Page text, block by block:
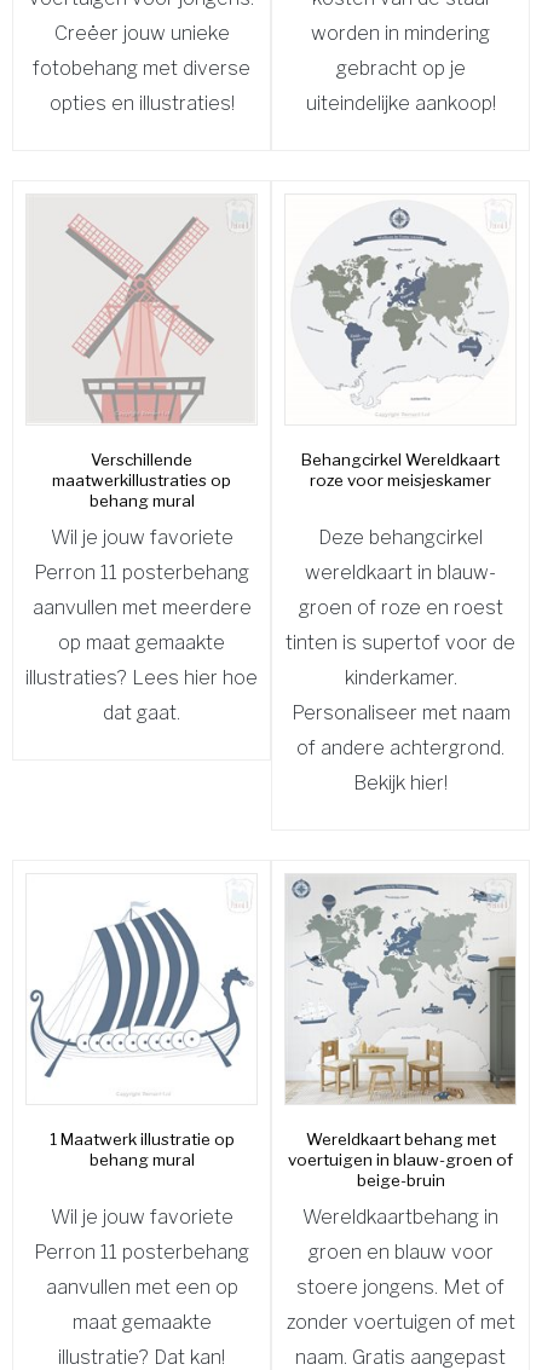
Creëer jouw unieke
fotobehang met diverse
opties en illustraties!
worden in mindering
gebracht op je
uiteindelijke aankoop!
Verschillende
maatwerkillustraties op
behang mural
Wil je jouw favoriete
Perron 11 posterbehang
aanvullen met meerdere
op maat gemaakte
illustraties? Lees hier hoe
dat gaat.
Behangcirkel Wereldkaart
roze voor meisjeskamer
Deze behangcirkel
wereldkaart in blauw-
groen of roze en roest
tinten is supertof voor de
kinderkamer.
Personaliseer met naam
of andere achtergrond.
Bekijk hier!
1 Maatwerk illustratie op
behang mural
Wil je jouw favoriete
Perron 11 posterbehang
aanvullen met een op
maat gemaakte
illustratie? Dat kan!
Wereldkaart behang met
voertuigen in blauw-groen of
beige-bruin
Wereldkaartbehang in
groen en blauw voor
stoere jongens. Met of
zonder voertuigen of met
naam. Gratis aangepast